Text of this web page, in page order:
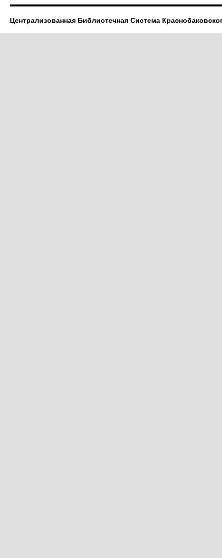
Централизованная Библиотечная Система